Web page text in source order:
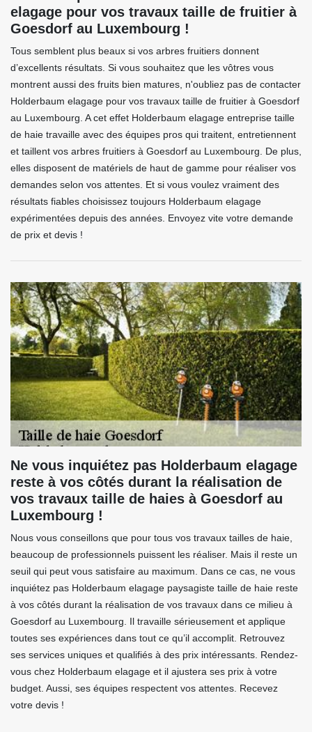
elagage pour vos travaux taille de fruitier à
Goesdorf au Luxembourg !
Tous semblent plus beaux si vos arbres fruitiers donnent
d’excellents résultats. Si vous souhaitez que les vôtres vous
montrent aussi des fruits bien matures, n'oubliez pas de contacter
Holderbaum elagage pour vos travaux taille de fruitier à Goesdorf
au Luxembourg. A cet effet Holderbaum elagage entreprise taille
de haie travaille avec des équipes pros qui traitent, entretiennent
et taillent vos arbres fruitiers à Goesdorf au Luxembourg. De plus,
elles disposent de matériels de haut de gamme pour réaliser vos
demandes selon vos attentes. Et si vous voulez vraiment des
résultats fiables choisissez toujours Holderbaum elagage
expérimentées depuis des années. Envoyez vite votre demande
de prix et devis !
Ne vous inquiétez pas Holderbaum elagage
reste à vos côtés durant la réalisation de
vos travaux taille de haies à Goesdorf au
Luxembourg !
Nous vous conseillons que pour tous vos travaux tailles de haie,
beaucoup de professionnels puissent les réaliser. Mais il reste un
seuil qui peut vous satisfaire au maximum. Dans ce cas, ne vous
inquiétez pas Holderbaum elagage paysagiste taille de haie reste
à vos côtés durant la réalisation de vos travaux dans ce milieu à
Goesdorf au Luxembourg. Il travaille sérieusement et applique
toutes ses expériences dans tout ce qu’il accomplit. Retrouvez
ses services uniques et qualifiés à des prix intéressants. Rendez-
vous chez Holderbaum elagage et il ajustera ses prix à votre
budget. Aussi, ses équipes respectent vos attentes. Recevez
votre devis !